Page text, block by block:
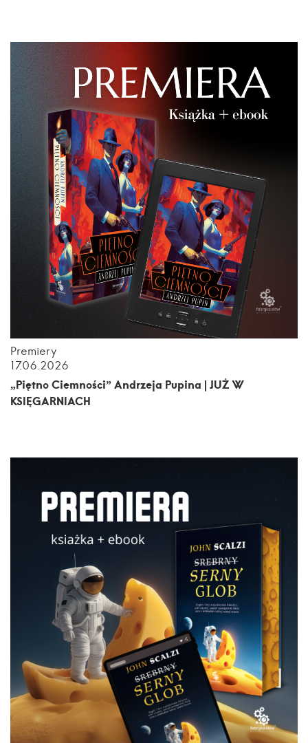
Premiery
17.06.2026
„Piętno Ciemności” Andrzeja Pupina | JUŻ W
KSIĘGARNIACH